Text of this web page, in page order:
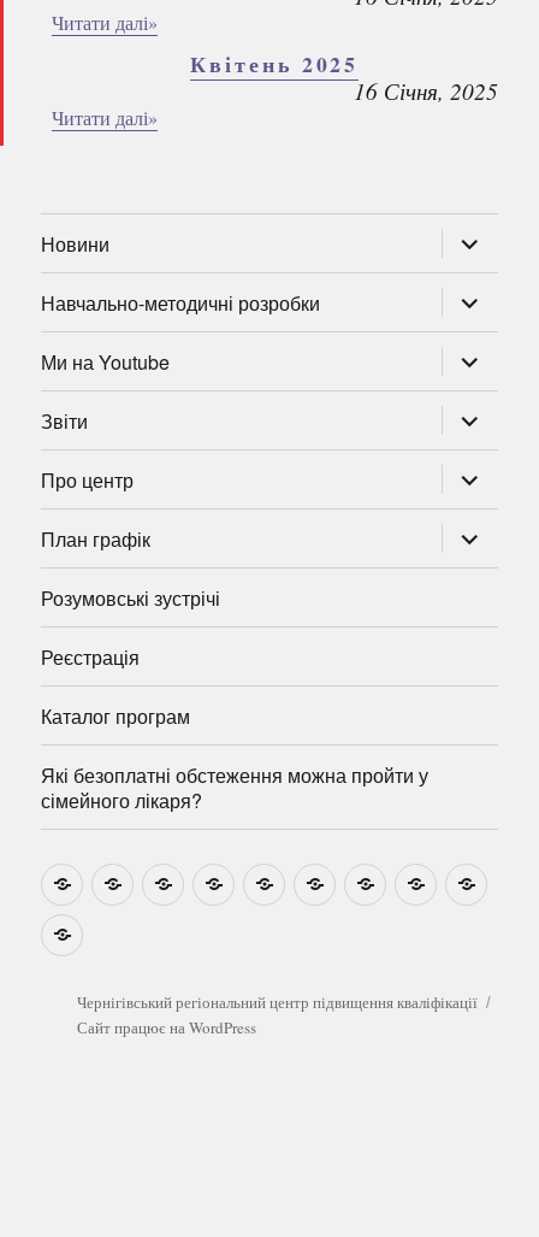
Читати далі»
Квітень 2025
16 Січня, 2025
Читати далі»
Новини
підменю
Навчально-методичні розробки
підменю
Ми на Youtube
підменю
Звіти
підменю
Про центр
підменю
План графік
підменю
Розумовські зустрічі
Реєстрація
Каталог програм
Які безоплатні обстеження можна пройти у
сімейного лікаря?
НовиниНавчально-
методичні
Ми
на
Звіти Про
центр
План
графік
Розумовські
зустрічі
Реєстрація
Які
безоплатні
можна
пройти
у
Чернігівський регіональний центр підвищення кваліфікації
Сайт працює на WordPress